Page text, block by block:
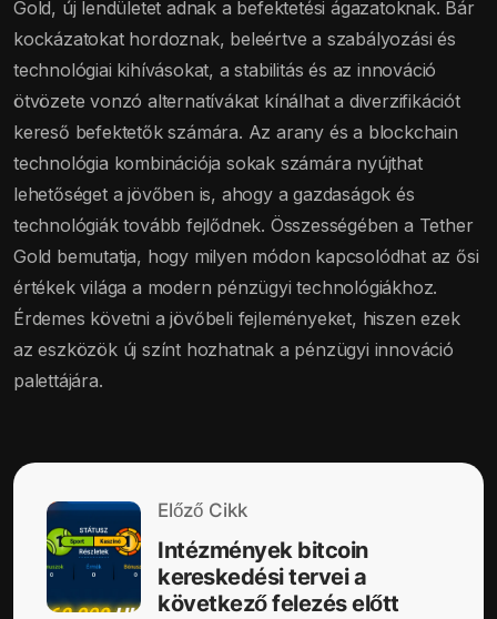
Gold, új lendületet adnak a befektetési ágazatoknak. Bár
kockázatokat hordoznak, beleértve a szabályozási és
technológiai kihívásokat, a stabilitás és az innováció
ötvözete vonzó alternatívákat kínálhat a diverzifikációt
kereső befektetők számára. Az arany és a blockchain
technológia kombinációja sokak számára nyújthat
lehetőséget a jövőben is, ahogy a gazdaságok és
technológiák tovább fejlődnek. Összességében a Tether
Gold bemutatja, hogy milyen módon kapcsolódhat az ősi
értékek világa a modern pénzügyi technológiákhoz.
Érdemes követni a jövőbeli fejleményeket, hiszen ezek
az eszközök új színt hozhatnak a pénzügyi innováció
palettájára.
Előző Cikk
Intézmények bitcoin
kereskedési tervei a
következő felezés előtt